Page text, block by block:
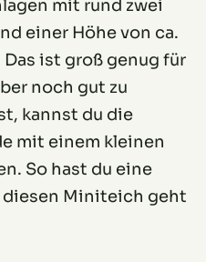
mit rund zwei
einer Höhe von ca.
ist groß genug für
noch gut zu
kannst du die
mit einem kleinen
So hast du eine
diesen Miniteich geht